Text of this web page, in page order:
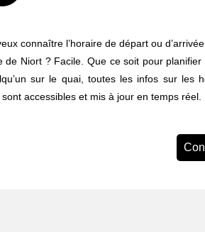
connaître l’horaire de départ ou
de Niort ? Facile. Que ce soit pour
sur le quai, toutes les infos sur les
sont accessibles et mis à jour en temps réel.